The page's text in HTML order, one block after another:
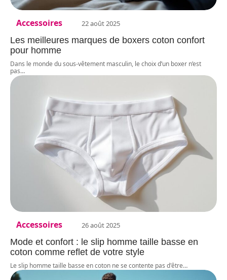
Accessoires 22 août 2025
Les meilleures marques de boxers coton confort
pour homme
Dans le monde du sous-vêtement masculin, le choix d’un boxer n’est
pas…
Accessoires 26 août 2025
Mode et confort : le slip homme taille basse en
coton comme reflet de votre style
Le slip homme taille basse en coton ne se contente pas d'être…